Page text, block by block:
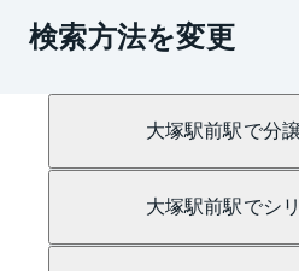
検索方法を変更
大塚駅前駅で分
大塚駅前駅でシ